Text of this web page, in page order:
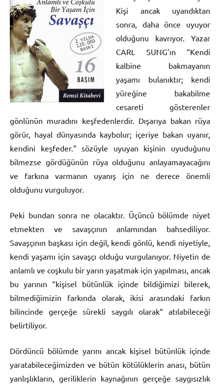
Kişi ancak uyandıktan
sonra, daha önce uyuyor
olduğunu kavrıyor. Yazar
CARL SUNG’ın “Kendi
kalbine bakmayanın
yaşamı bulanıktır; kendi
yüreğine bakabilme
cesareti gösterenler
gönlünün muradını keşfedenlerdir. Dışarıya bakan rüya
görür, hayal dünyasında kaybolur; içeriye bakan uyanır,
kendini keşfeder.” sözüyle uyuyan kişinin uyuduğunu
bilmezse gördüğünün rüya olduğunu anlayamayacağını
ve farkına varmanın uyanış için ne derece önemli
olduğunu vurguluyor.
Peki bundan sonra ne olacaktır. Üçüncü bölümde niyet
etmekten ve savaşçının anlamından bahsediliyor.
Savaşçının başkası için değil, kendi gönlü, kendi niyetiyle,
kendi yaşamı için savaşçı olduğu vurgulanıyor. Niyetin de
anlamlı ve coşkulu bir yarın yaşatmak için yapılması, ancak
bu yarının “kişisel bütünlük içinde bildiğimizi bilerek,
bilmediğimizin farkında olarak, ikisi arasındaki farkın
bilincinde gerçeğe sürekli saygılı olarak“ atılabileceği
belirtiliyor.
Dördüncü bölümde yarını ancak kişisel bütünlük içinde
yaratabileceğimizden ve bütün kötülüklerin anası, bütün
yanlışlıkların, geriliklerin kaynağının gerçeğe saygısızlık